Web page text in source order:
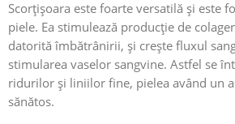
Scorțișoara este foarte versatilă și este
piele. Ea stimulează producție de
datorită îmbătrânirii, și crește fluxul
stimularea vaselor sangvine. Astfel se
ridurilor și liniilor fine, pielea având un
sănătos.